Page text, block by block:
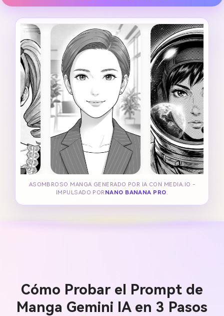
ASOMBROSO MANGA GENERADO POR IA CON MEDIA.IO -
IMPULSADO POR NANO BANANA PRO.
Cómo Probar el Prompt de
Manga Gemini IA en 3 Pasos